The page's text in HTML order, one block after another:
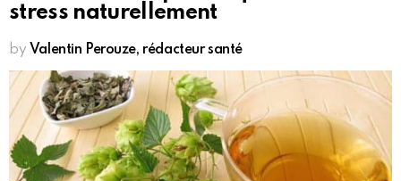
stress naturellement
by Valentin Perouze, rédacteur santé